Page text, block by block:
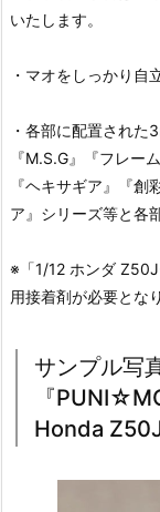
いたします。
・マオをしっかり自
・各部に配置され
『M.S.G』『フレー
『ヘキサギア』『
ア』シリーズ等と各
※「1/12 ホンダ
用接着剤が必要とな
サンプル写
『
Honda